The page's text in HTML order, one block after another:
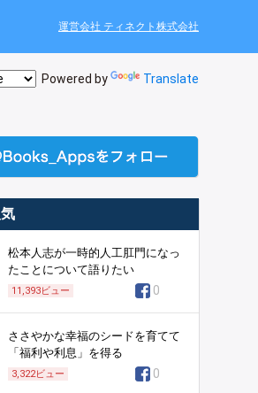
運営会社 ティネクト株式会社
Powered by Translate
松本人志が一時的人工肛門になっ
たことについて語りたい
11,393ビュー 0
ささやかな幸福のシードを育てて
「福利や利息」を得る
3,322ビュー 0